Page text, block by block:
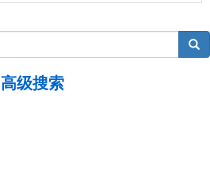
搜索
高级搜索